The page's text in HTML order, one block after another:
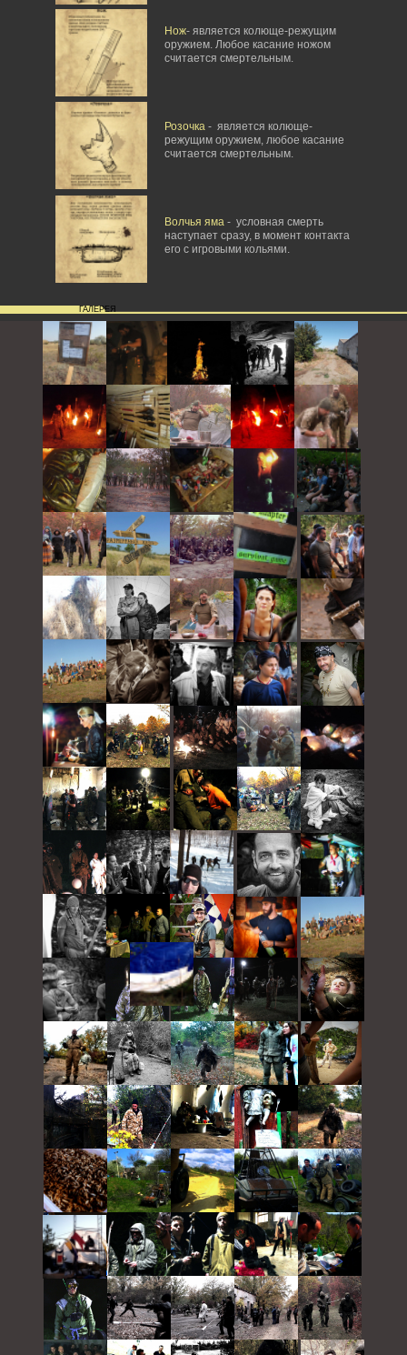
Нож- является колюще-режущим
оружием. Любое касание ножом
считается смертельным.
Розочка- является колюще-
режущим оружием, любое касание
считается смертельным.
Волчья яма- условная смерть
наступает сразу, в момент контакта
его с игровыми кольями.
ГАЛЕРЕЯ